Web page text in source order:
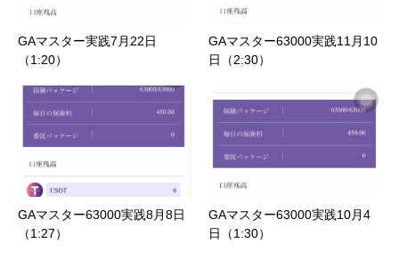
GAマスター実践7月22日
（1:20）
GAマスター63000実践11月10
日（2:30）
GAマスター63000実践8月8日
（1:27）
GAマスター63000実践10月4
日（1:30）